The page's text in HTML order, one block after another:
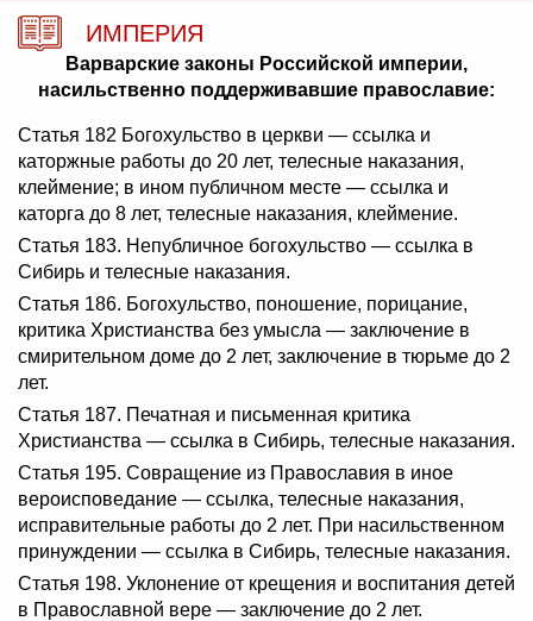
ИМПЕРИЯ
Варварские законы Российской империи,
насильственно поддерживавшие православие:
Статья 182 Богохульство в церкви — ссылка и
каторжные работы до 20 лет, телесные наказания,
клеймение; в ином публичном месте — ссылка и
каторга до 8 лет, телесные наказания, клеймение.
Статья 183. Непубличное богохульство — ссылка в
Сибирь и телесные наказания.
Статья 186. Богохульство, поношение, порицание,
критика Христианства без умысла — заключение в
смирительном доме до 2 лет, заключение в тюрьме до 2
лет.
Статья 187. Печатная и письменная критика
Христианства — ссылка в Сибирь, телесные наказания.
Статья 195. Совращение из Православия в иное
вероисповедание — ссылка, телесные наказания,
исправительные работы до 2 лет. При насильственном
принуждении — ссылка в Сибирь, телесные наказания.
Статья 198. Уклонение от крещения и воспитания детей
в Православной вере — заключение до 2 лет.